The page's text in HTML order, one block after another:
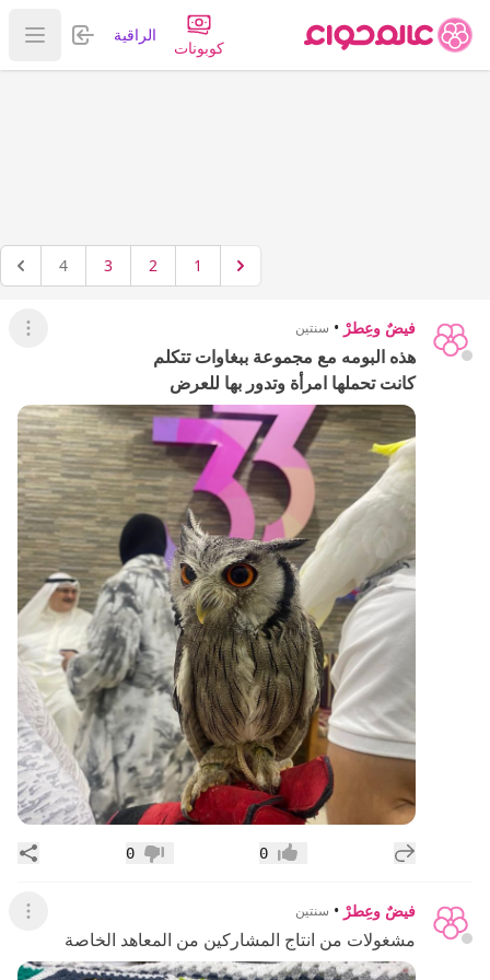
كوبونات
الراقية تسجيل
عرض
1
2
3
4
فيضٌ وعِطرْ • سنتين عرض
هذه البومه مع مجموعة ببغاوات تتكلم
كانت تحملها امرأة وتدور بها للعرض
إضافة رد جديد إعجاب0 عدم إعجاب
0
فيضٌ وعِطرْ • سنتين عرض
مشغولات من انتاج المشاركين من المعاهد الخاصة